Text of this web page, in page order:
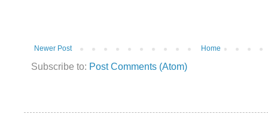
Newer Post Home
Subscribe to: Post Comments (Atom)